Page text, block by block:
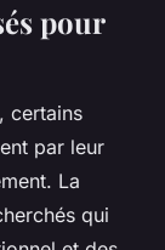
pour
, certains
par leur
La
qui